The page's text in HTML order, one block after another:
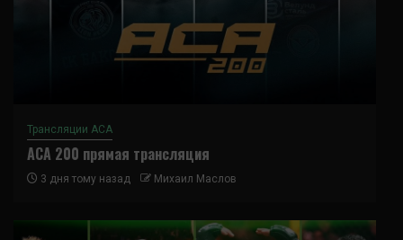
Трансляции ACA
ACA 200 прямая трансляция
3 дня тому назад Михаил Маслов